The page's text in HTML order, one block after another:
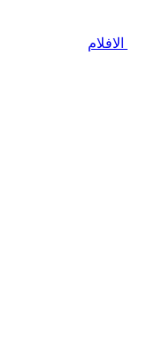
الافلام